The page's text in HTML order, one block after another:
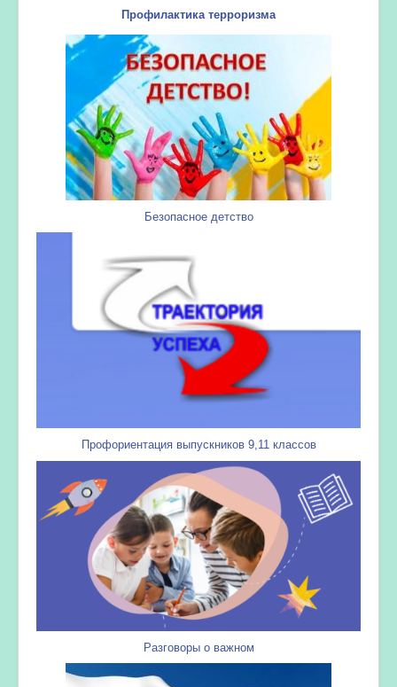
Профилактика терроризма
Безопасное детство
Профориентация выпускников 9,11 классов
Разговоры о важном